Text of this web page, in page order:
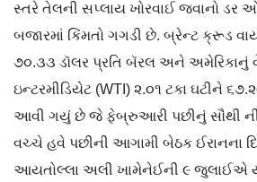
સ્તરે તેલની સપ્લાય ખોરવાઈ જવાનો ડર
બજારમાં કિંમતો ગગડી છે. બ્રેન્ટ ક્રૂડ
૭૦.૩૩ ડૉલર પ્રતિ બૅરલ અને અમેરિકાનું
ઇન્ટરમીડિયેટ (WTI) ૨.૦૧ ટકા ઘટીને
આવી ગયું છે જે ફેબ્રુઆરી પછીનું સૌથી
વચ્ચે હવે પછીની આગામી બેઠક ઈરાનના
આયતોલ્લા અલી ખામેનેઈની ૯ જુલાઈએ